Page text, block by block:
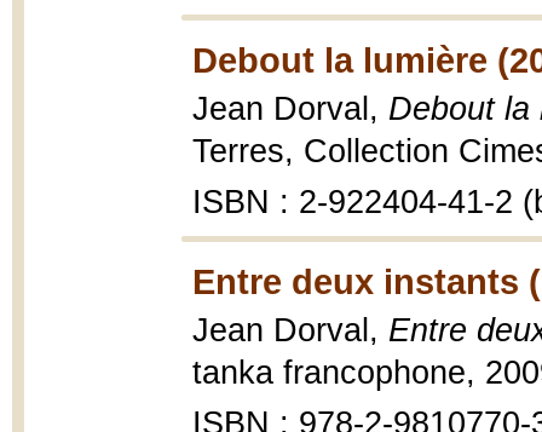
Debout la lumière
Jean Dorval, Debout la
Terres, Collection
ISBN : 2-922404-41-2
Entre deux instants
Jean Dorval, Entre
tanka francophone,
ISBN : 978-2-9810770-